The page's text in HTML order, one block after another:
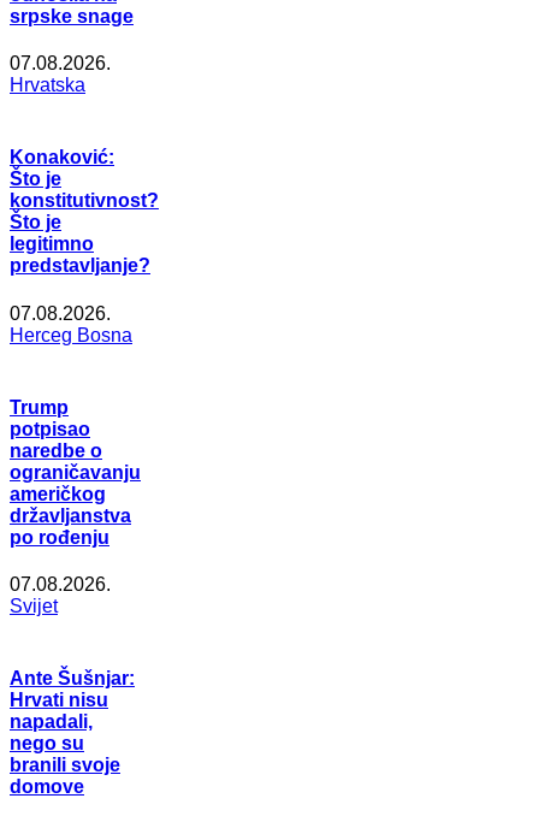
srpske snage
07.08.2026.
Hrvatska
Konaković:
Što je
konstitutivnost?
Što je
legitimno
predstavljanje?
07.08.2026.
Herceg Bosna
Trump
potpisao
naredbe o
ograničavanju
američkog
državljanstva
po rođenju
07.08.2026.
Svijet
Ante Šušnjar:
Hrvati nisu
napadali,
nego su
branili svoje
domove